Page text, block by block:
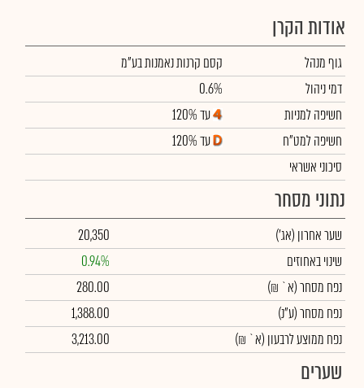
אודות הקרן
גוף מנהל
קסם קרנות נאמנות בע"מ
דמי ניהול
0.6%
חשיפה למניות
עד 120%
חשיפה למט"ח
עד 120%
סיכוני אשראי
נתוני מסחר
שער אחרון (אג')
20,350
שינוי באחוזים
0.94%
נפח מסחר(א` ₪)
280.00
נפח מסחר(ע"נ)
1,388.00
נפח ממוצע לרבעון (א` ₪)
3,213.00
שערים